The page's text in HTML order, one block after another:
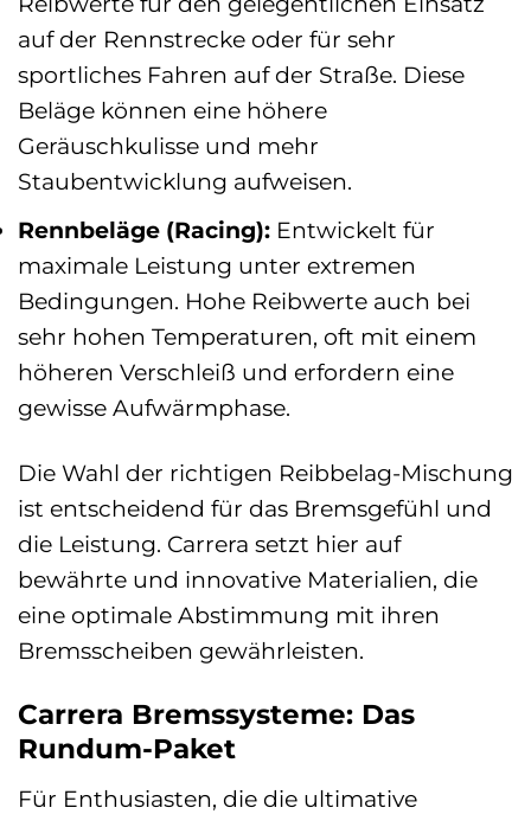
auf der Rennstrecke oder für sehr
sportliches Fahren auf der Straße. Diese
Beläge können eine höhere
Geräuschkulisse und mehr
Staubentwicklung aufweisen.
Rennbeläge (Racing): Entwickelt für
maximale Leistung unter extremen
Bedingungen. Hohe Reibwerte auch bei
sehr hohen Temperaturen, oft mit einem
höheren Verschleiß und erfordern eine
gewisse Aufwärmphase.
Die Wahl der richtigen Reibbelag-Mischung
ist entscheidend für das Bremsgefühl und
die Leistung. Carrera setzt hier auf
bewährte und innovative Materialien, die
eine optimale Abstimmung mit ihren
Bremsscheiben gewährleisten.
Carrera Bremssysteme: Das
Rundum-Paket
Für Enthusiasten, die die ultimative